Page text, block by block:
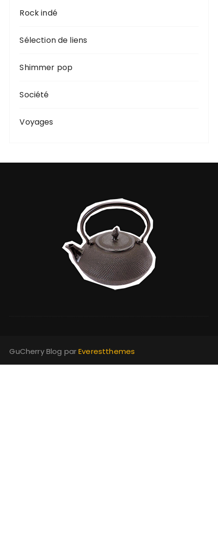
Rock indé
Sélection de liens
Shimmer pop
Société
Voyages
GuCherry Blog parEverestthemes